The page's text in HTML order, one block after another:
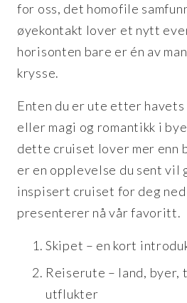
for oss, det homofile
øyekontakt lover et nytt
horisonten bare er én av
krysse.
Enten du er ute etter
eller magi og romantikk i
dette cruiset lover mer enn
er en opplevelse du sent vil
inspisert cruiset for deg
presenterer nå vår favoritt.
Skipet – en kort
Reiserute – land,
utflukter